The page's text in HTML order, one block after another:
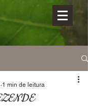
1 min de leitura